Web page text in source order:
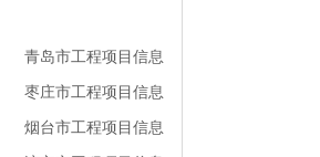
青岛市工程项目信息
枣庄市工程项目信息
烟台市工程项目信息